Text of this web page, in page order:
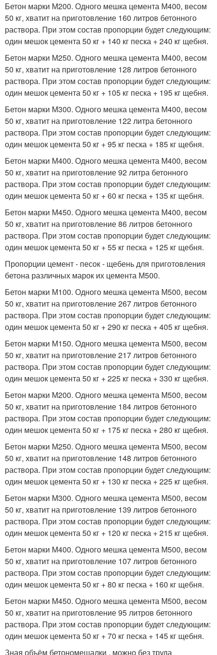
Бетон марки М200. Одного мешка цемента М400, весом
50 кг, хватит на приготовление 160 литров бетонного
раствора. При этом состав пропорции будет следующим:
один мешок цемента 50 кг + 140 кг песка + 240 кг щебня.
Бетон марки М250. Одного мешка цемента М400, весом
50 кг, хватит на приготовление 128 литров бетонного
раствора. При этом состав пропорции будет следующим:
один мешок цемента 50 кг + 105 кг песка + 195 кг щебня.
Бетон марки М300. Одного мешка цемента М400, весом
50 кг, хватит на приготовление 122 литра бетонного
раствора. При этом состав пропорции будет следующим:
один мешок цемента 50 кг + 95 кг песка + 185 кг щебня.
Бетон марки М400. Одного мешка цемента М400, весом
50 кг, хватит на приготовление 92 литра бетонного
раствора. При этом состав пропорции будет следующим:
один мешок цемента 50 кг + 60 кг песка + 135 кг щебня.
Бетон марки М450. Одного мешка цемента М400, весом
50 кг, хватит на приготовление 86 литров бетонного
раствора. При этом состав пропорции будет следующим:
один мешок цемента 50 кг + 55 кг песка + 125 кг щебня.
Пропорции цемент - песок - щебень для приготовления
бетона различных марок их цемента М500.
Бетон марки М100. Одного мешка цемента М500, весом
50 кг, хватит на приготовление 267 литров бетонного
раствора. При этом состав пропорции будет следующим:
один мешок цемента 50 кг + 290 кг песка + 405 кг щебня.
Бетон марки М150. Одного мешка цемента М500, весом
50 кг, хватит на приготовление 217 литров бетонного
раствора. При этом состав пропорции будет следующим:
один мешок цемента 50 кг + 225 кг песка + 330 кг щебня.
Бетон марки М200. Одного мешка цемента М500, весом
50 кг, хватит на приготовление 184 литров бетонного
раствора. При этом состав пропорции будет следующим:
один мешок цемента 50 кг + 175 кг песка + 280 кг щебня.
Бетон марки М250. Одного мешка цемента М500, весом
50 кг, хватит на приготовление 148 литров бетонного
раствора. При этом состав пропорции будет следующим:
один мешок цемента 50 кг + 130 кг песка + 225 кг щебня.
Бетон марки М300. Одного мешка цемента М500, весом
50 кг, хватит на приготовление 139 литров бетонного
раствора. При этом состав пропорции будет следующим:
один мешок цемента 50 кг + 120 кг песка + 215 кг щебня.
Бетон марки М400. Одного мешка цемента М500, весом
50 кг, хватит на приготовление 107 литров бетонного
раствора. При этом состав пропорции будет следующим:
один мешок цемента 50 кг + 80 кг песка + 160 кг щебня.
Бетон марки М450. Одного мешка цемента М500, весом
50 кг, хватит на приготовление 95 литров бетонного
раствора. При этом состав пропорции будет следующим:
один мешок цемента 50 кг + 70 кг песка + 145 кг щебня.
Зная объём бетономешалки , можно без труда